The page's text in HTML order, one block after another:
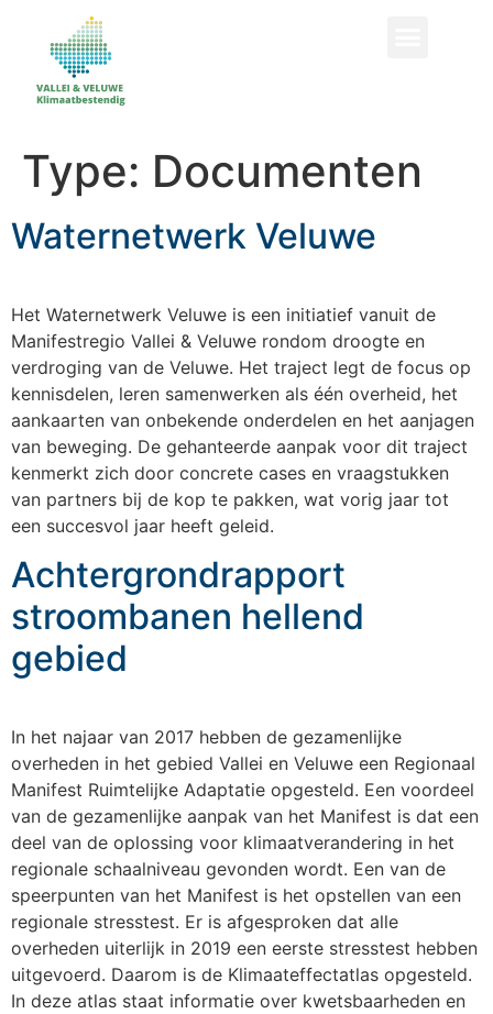
Type: Documenten
Waternetwerk Veluwe
Het Waternetwerk Veluwe is een initiatief vanuit de
Manifestregio Vallei & Veluwe rondom droogte en
verdroging van de Veluwe. Het traject legt de focus op
kennisdelen, leren samenwerken als één overheid, het
aankaarten van onbekende onderdelen en het aanjagen
van beweging. De gehanteerde aanpak voor dit traject
kenmerkt zich door concrete cases en vraagstukken
van partners bij de kop te pakken, wat vorig jaar tot
een succesvol jaar heeft geleid.
Achtergrondrapport
stroombanen hellend
gebied
In het najaar van 2017 hebben de gezamenlijke
overheden in het gebied Vallei en Veluwe een Regionaal
Manifest Ruimtelijke Adaptatie opgesteld. Een voordeel
van de gezamenlijke aanpak van het Manifest is dat een
deel van de oplossing voor klimaatverandering in het
regionale schaalniveau gevonden wordt. Een van de
speerpunten van het Manifest is het opstellen van een
regionale stresstest. Er is afgesproken dat alle
overheden uiterlijk in 2019 een eerste stresstest hebben
uitgevoerd. Daarom is de Klimaateffectatlas opgesteld.
In deze atlas staat informatie over kwetsbaarheden en